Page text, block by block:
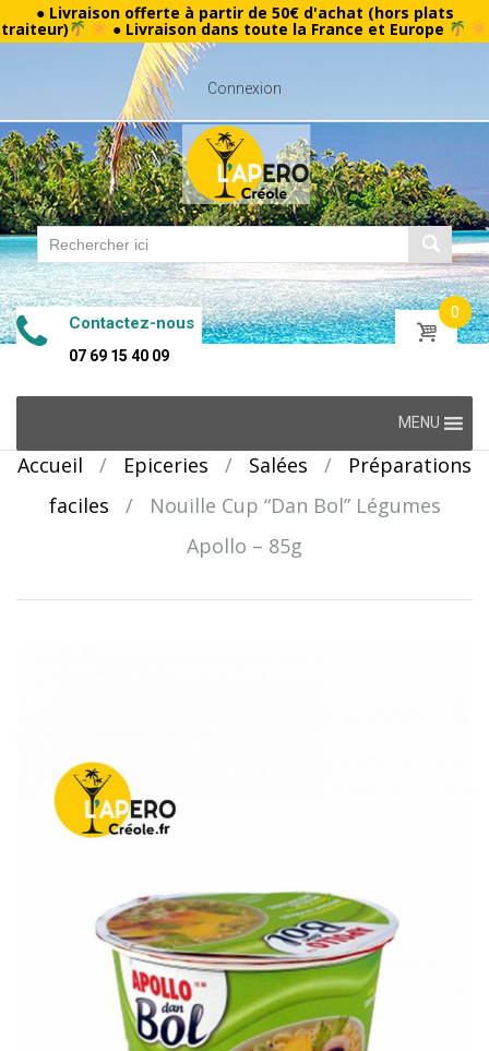
● Livraison offerte à partir de 50€ d'achat (hors plats
traiteur) ● Livraison dans toute la France et Europe
Connexion
Contactez-nous
07 69 15 40 09
0
content
MENU
Accueil / Epiceries / Salées /
Préparations
faciles
/
Nouille Cup “Dan Bol” Légumes
Apollo – 85g